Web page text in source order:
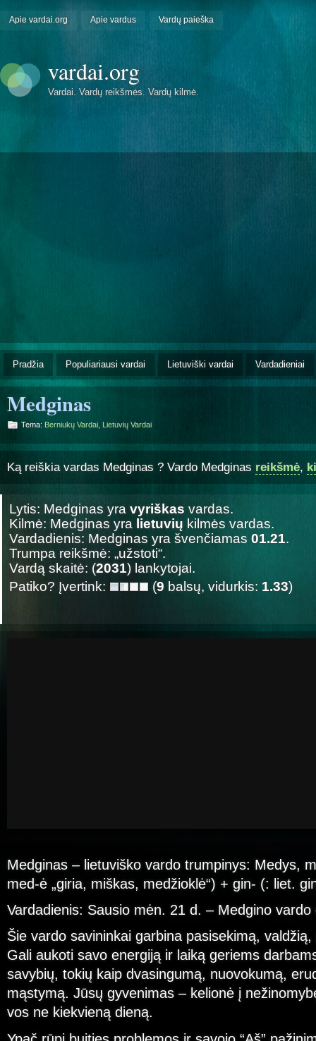
Apie vardai.org Apie vardus Vardų paieška
vardai.org
Vardai. Vardų reikšmės. Vardų kilmė.
Pradžia Populiariausi vardai Lietuviški vardai Vardadieniai
Medginas
Tema: Berniukų Vardai Lietuvių Vardai
Ką reiškia vardas Medginas ? Vardo Medginas reikšmė,
Lytis: Medginas yra vyriškas vardas.
Kilmė: Medginas yra lietuvių kilmės vardas.
Vardadienis: Medginas yra švenčiamas 01.21.
Trumpa reikšmė: „užstoti“.
Vardą skaitė: (2031) lankytojai.
Patiko? Įvertink:
(9 balsų, vidurkis: 1.33)
Medginas – lietuviško vardo trumpinys: Medys,
med-ė „giria, miškas, medžioklė“) + gin- (: liet.
Vardadienis: Sausio mėn. 21 d. – Medgino vardo
Šie vardo savininkai garbina pasisekimą,
Gali aukoti savo energiją ir laiką geriems
savybių, tokių kaip dvasingumą, nuovokumą,
mąstymą. Jūsų gyvenimas – kelionė į
vos ne kiekvieną dieną.